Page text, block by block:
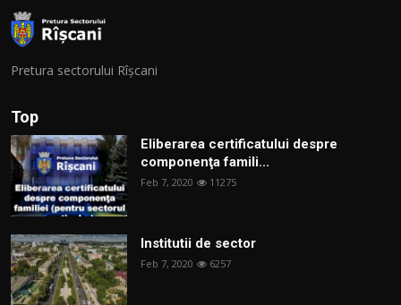
Pretura sectorului Rîșcani
Top
Eliberarea certificatului despre
componenţa famili...
Feb 7, 2020 11275
Institutii de sector
Feb 7, 2020 6257